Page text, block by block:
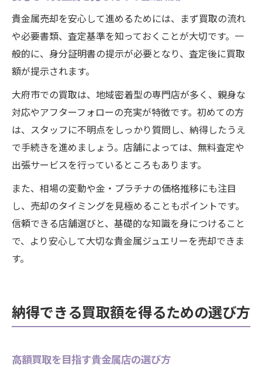
貴金属売却を安心して進めるためには、まず買取の流れ
や必要書類、査定基準を知っておくことが大切です。一
般的に、身分証明書の提示が必要となり、査定後に買取
額が提示されます。
大府市での買取は、地域密着型の専門店が多く、親身な
対応やアフターフォローの充実が特徴です。初めての方
は、スタッフに不明点をしっかり質問し、納得したうえ
で手続きを進めましょう。店舗によっては、無料査定や
出張サービスを行っているところもあります。
また、相場の変動や金・プラチナの価格推移にも注目
し、売却のタイミングを見極めることもポイントです。
信頼できる店舗選びと、基礎的な知識を身につけること
で、より安心して大切な貴金属ジュエリーを売却できま
す。
納得できる買取額を得るための選び方
高額買取を目指す貴金属店の選び方